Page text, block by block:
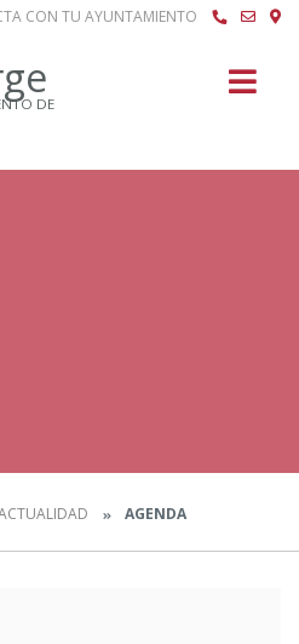
CON TU AYUNTAMIENTO
DE
AGENDA